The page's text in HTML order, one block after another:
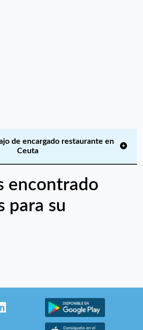
de encargado restaurante en
Ceuta
encontrado
para su